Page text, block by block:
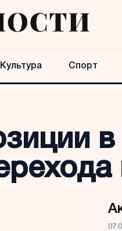
Культура Спорт